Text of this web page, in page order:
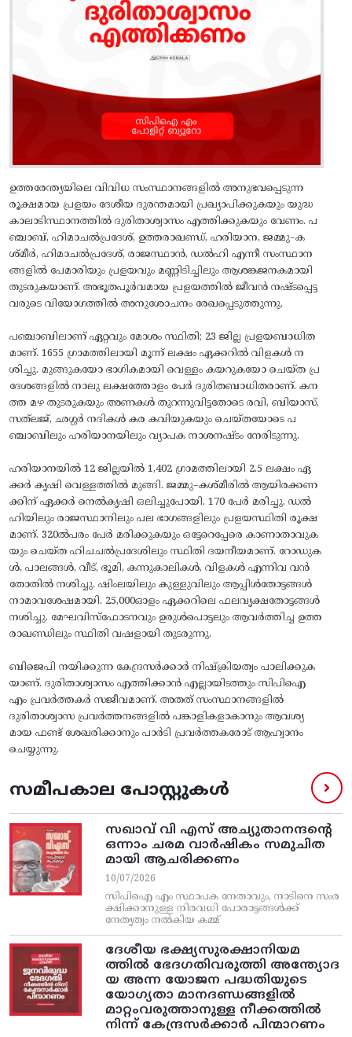
ഉത്തരേന്ത്യയിലെ വിവിധ സംസ്ഥാനങ്ങളിൽ അനുഭവപ്പെടുന്ന
രൂക്ഷമായ പ്രളയം ദേശീയ ദുരന്തമായി പ്രഖ്യാപിക്കുകയും യുദ്ധ
കാലാടിസ്ഥാനത്തിൽ ദുരിതാശ്വാസം എത്തിക്കുകയും വേണം. പ
ഞ്ചാബ്‌, ഹിമാചൽപ്രദേശ്‌, ഉത്തരാഖണ്ഡ്‌, ഹരിയാന, ജമ്മു–ക
ശ്‌മീർ, ഹിമാചൽപ്രദേശ്‌, രാജസ്ഥാൻ, ഡൽഹി എന്നീ സംസ്ഥാന
ങ്ങളിൽ പേമാരിയും പ്രളയവും മണ്ണിടിച്ചിലും ആശങ്കജനകമായി
തുടരുകയാണ്‌. അഭൂതപൂർവമായ പ്രളയത്തിൽ ജീവൻ നഷ്ടപ്പെട്ട
വരുടെ വിയോഗത്തിൽ അനുശോചനം രേഖപ്പെടുത്തുന്നു.
പഞ്ചാബിലാണ്‌ ഏറ്റവും മോശം സ്ഥിതി; 23 ജില്ല പ്രളയബാധിത
മാണ്‌. 1655 ഗ്രാമത്തിലായി മൂന്ന്‌ ലക്ഷം ഏക്കറിൽ വിളകൾ ന
ശിച്ചു. മുങ്ങുകയോ ഭാഗികമായി വെള്ളം കയറുകയോ ചെയ്‌ത പ്ര
ദേശങ്ങളിൽ നാലു ലക്ഷത്തോളം പേർ ദുരിതബാധിതരാണ്‌. കന
ത്ത മഴ തുടരുകയും അണകൾ തുറന്നുവിട്ടതോടെ രവി, ബിയാസ്‌,
സത്‌ലജ്‌, ഛഗ്ഗർ നദികൾ കര കവിയുകയും ചെയ്‌തയോടെ പ
ഞ്ചാബിലും ഹരിയാനയിലും വ്യാപക നാശനഷ്ടം നേരിടുന്നു.
ഹരിയാനയിൽ 12 ജില്ലയിൽ 1,402 ഗ്രാമത്തിലായി 2.5 ലക്ഷം ഏ
ക്കർ കൃഷി വെള്ളത്തിൽ മുങ്ങി. ജമ്മു–കശ്‌മീരിൽ ആയിരക്കണ
ക്കിന്‌ ഏക്കർ നെൽകൃഷി ഒലിച്ചുപോയി. 170 പേർ മരിച്ചു. ഡൽ
ഹിയിലും രാജസ്ഥാനിലും പല ഭാഗങ്ങളിലും പ്രളയസ്ഥിതി രൂക്ഷ
മാണ്‌. 320ൽപരം പേർ മരിക്കുകയും ഒട്ടേറെപ്പേരെ കാണാതാവുക
യും ചെയ്‌ത ഹിചചൽപ്രദേശിലും സ്ഥിതി ദയനീയമാണ്‌. റോഡുക
ൾ, പാലങ്ങൾ, വീട്‌, ഭൂമി, കന്നുകാലികൾ, വിളകൾ എന്നിവ വൻ
തോതിൽ നശിച്ചു. ഷിംലയിലും കുള്ളുവിലും ആപ്പിൾതോട്ടങ്ങൾ
നാമാവശേഷമായി. 25,000ഓളം ഏക്കറിലെ ഫലവൃക്ഷതോട്ടങ്ങൾ
നശിച്ചു. മേഘവിസ്‌ഫോടനവും ഉരുൾപൊട്ടലും ആവർത്തിച്ച ഉത്ത
രാഖണ്ഡിലും സ്ഥിതി വഷളായി തുടരുന്നു.
ബിജെപി നയിക്കുന്ന കേന്ദ്രസർക്കാർ നിഷ്‌ക്രിയത്വം പാലിക്കുക
യാണ്‌. ദുരിതാശ്വാസം എത്തിക്കാൻ എല്ലായിടത്തും സിപിഐ
എം പ്രവർത്തകർ സജീവമാണ്‌. അതത്‌ സംസ്ഥാനങ്ങളിൽ
ദുരിതാശ്വാസ പ്രവർത്തനങ്ങളിൽ പങ്കാളികളാകാനും ആവശ്യ
മായ ഫണ്ട്‌ ശേഖരിക്കാനും പാർടി പ്രവർത്തകരോട്‌ ആഹ്വാനം
ചെയ്യുന്നു.
സമീപകാല പോസ്റ്റുകൾ
സഖാവ് വി എസ്‌ അച്യുതാനന്ദന്റെ
ഒന്നാം ചരമ വാര്‍ഷികം സമുചിത
മായി ആചരിക്കണം
10/07/2026
സിപിഐ എം സ്ഥാപക നേതാവും, നാടിനെ സംര
ക്ഷിക്കാനുള്ള നിരവധി പോരാട്ടങ്ങള്‍ക്ക്‌
നേതൃത്വം നല്‍കിയ കമ്മ്
ദേശീയ ഭക്ഷ്യസുരക്ഷാനിയമ
ത്തിൽ ഭേദഗതിവരുത്തി അന്ത്യോദ
യ അന്ന യോജന പദ്ധതിയുടെ
യോഗ്യതാ മാനദണ്ഡങ്ങളിൽ
മാറ്റംവരുത്താനുള്ള നീക്കത്തിൽ
നിന്ന്‌ കേന്ദ്രസർക്കാർ പിന്മാറണം